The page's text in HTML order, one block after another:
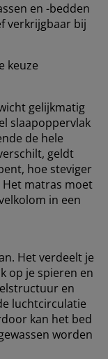
en -bedden
verkrijgbaar bij
keuze
gelijkmatig
slaapoppervlak
de hele
geldt
hoe steviger
matras moet
in een
Het verdeelt je
op je spieren en
en
luchtcirculatie
kan het bed
worden
delen we je
(zoals
en
de
op elk
te
ga je
over